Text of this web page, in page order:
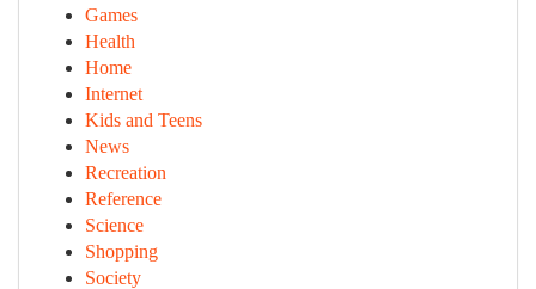
Games
Health
Home
Internet
Kids and Teens
News
Recreation
Reference
Science
Shopping
Society